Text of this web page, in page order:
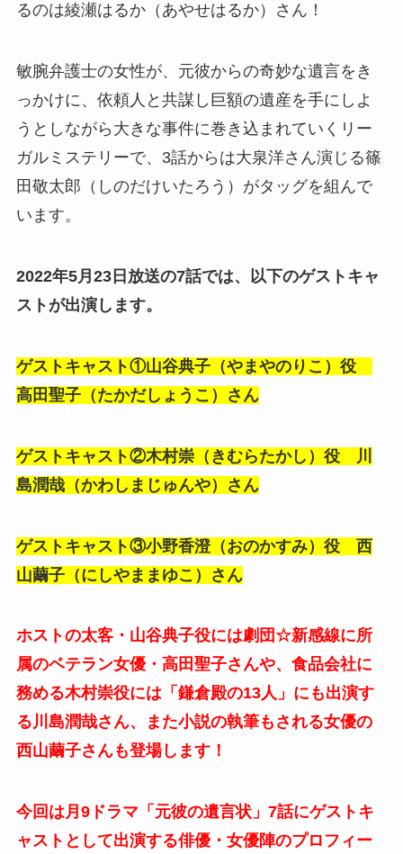
るのは綾瀬はるか（あやせはるか）さん！
敏腕弁護士の女性が、元彼からの奇妙な遺言をき
っかけに、依頼人と共謀し巨額の遺産を手にしよ
うとしながら大きな事件に巻き込まれていくリー
ガルミステリーで、3話からは大泉洋さん演じる篠
田敬太郎（しのだけいたろう）がタッグを組んで
います。
2022年5月23日放送の7話では、以下のゲストキャ
ストが出演します。
ゲストキャスト①山谷典子（やまやのりこ）役
高田聖子（たかだしょうこ）さん
ゲストキャスト②木村崇（きむらたかし）役 川
島潤哉（かわしまじゅんや）さん
ゲストキャスト③小野香澄（おのかすみ）役 西
山繭子（にしやままゆこ）さん
ホストの太客・山谷典子役には劇団☆新感線に所
属のベテラン女優・高田聖子さんや、食品会社に
務める木村崇役には「鎌倉殿の13人」にも出演す
る川島潤哉さん、また小説の執筆もされる女優の
西山繭子さんも登場します！
今回は月9ドラマ「元彼の遺言状」7話にゲストキ
ャストとして出演する俳優・女優陣のプロフィー